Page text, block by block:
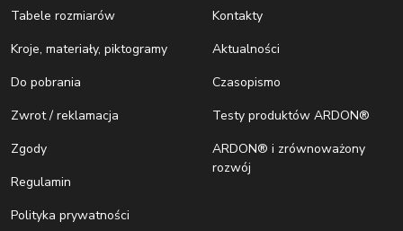
Tabele rozmiarów
Kroje, materiały, piktogramy
Do pobrania
Zwrot / reklamacja
Zgody
Regulamin
Polityka prywatności
Kontakty
Aktualności
Czasopismo
Testy produktów ARDON®
ARDON® i zrównoważony
rozwój